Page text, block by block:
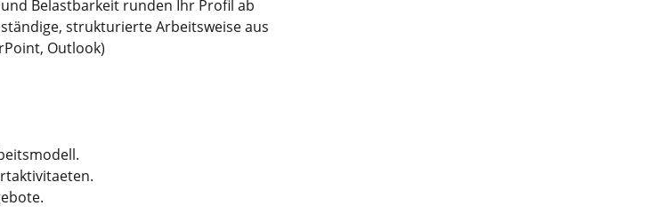
Belastbarkeit runden Ihr Profil ab
strukturierte Arbeitsweise aus
Outlook)